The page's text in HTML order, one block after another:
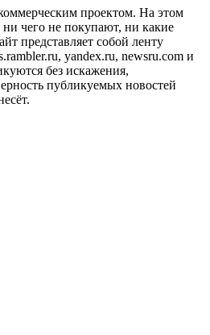
проектом. На этом
чего не покупают, ни какие
представляет собой ленту
yandex.ru, newsru.com и
без искажения,
публикуемых новостей